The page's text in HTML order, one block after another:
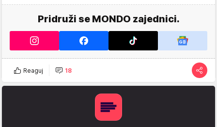
Pridruži se MONDO zajednici.
Reaguj 18